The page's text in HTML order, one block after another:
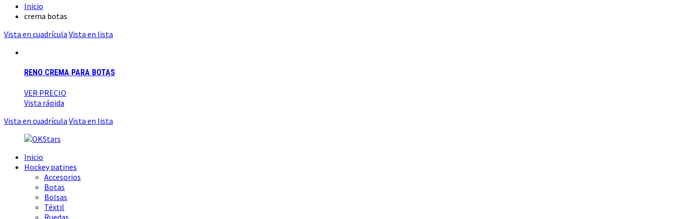
Inicio
crema botas
Vista en cuadrícula Vista en lista
RENO CREMA PARA BOTAS
VER PRECIO
Vista rápida
Vista en cuadrícula Vista en lista
Inicio
Hockey patines
Accesorios
Botas
Bolsas
Téxtil